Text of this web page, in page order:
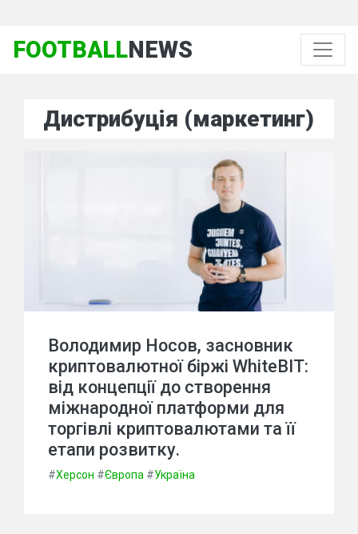
FOOTBALLNEWS
Дистрибуція (маркетинг)
Володимир Носов, засновник
криптовалютної біржі WhiteBIT:
від концепції до створення
міжнародної платформи для
торгівлі криптовалютами та її
етапи розвитку.
#Херсон #Європа #Україна